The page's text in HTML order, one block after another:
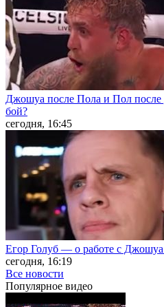
Джошуа после Пола и Пол
бой?
сегодня, 16:45
Егор Голуб — о работе с
сегодня, 16:19
Все новости
Популярное видео